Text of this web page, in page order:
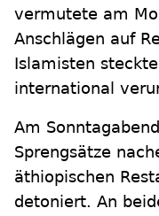
vermutete am
Anschlägen auf
Islamisten
international
Am
Sprengsätze
äthiopischen
detoniert. An